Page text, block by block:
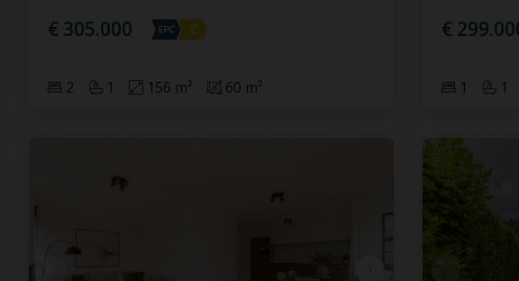
€ 305.000
2 1 156 m² 60 m²
€
1 1